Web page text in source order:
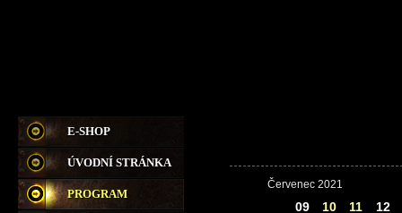
E-SHOP
ÚVODNÍ STRÁNKA
PROGRAM
Červenec 2021
09 10 11 12